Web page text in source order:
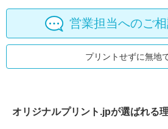
営業担当へのご
プリントせずに無地
オリジナルプリント.jpが選ばれる